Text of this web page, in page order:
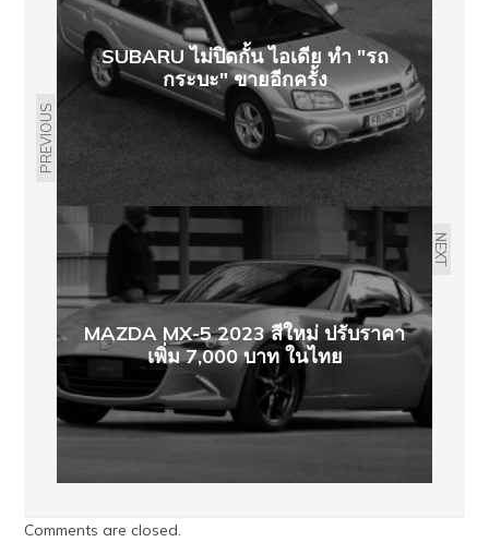
PREVIOUS
SUBARU ไม่ปิดกั้น ไอเดีย ทำ "รถ
กระบะ" ขายอีกครั้ง
NEXT
MAZDA MX-5 2023 สีใหม่ ปรับราคา
เพิ่ม 7,000 บาท ในไทย
Comments are closed.